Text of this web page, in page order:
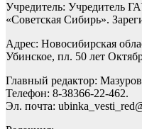
Учредитель: Учредитель
«Советская Сибирь».
Адрес: Новосибирская
Убинское, пл. 50 лет
Главный редактор:
Телефон: 8-38366-22-462.
Эл. почта: